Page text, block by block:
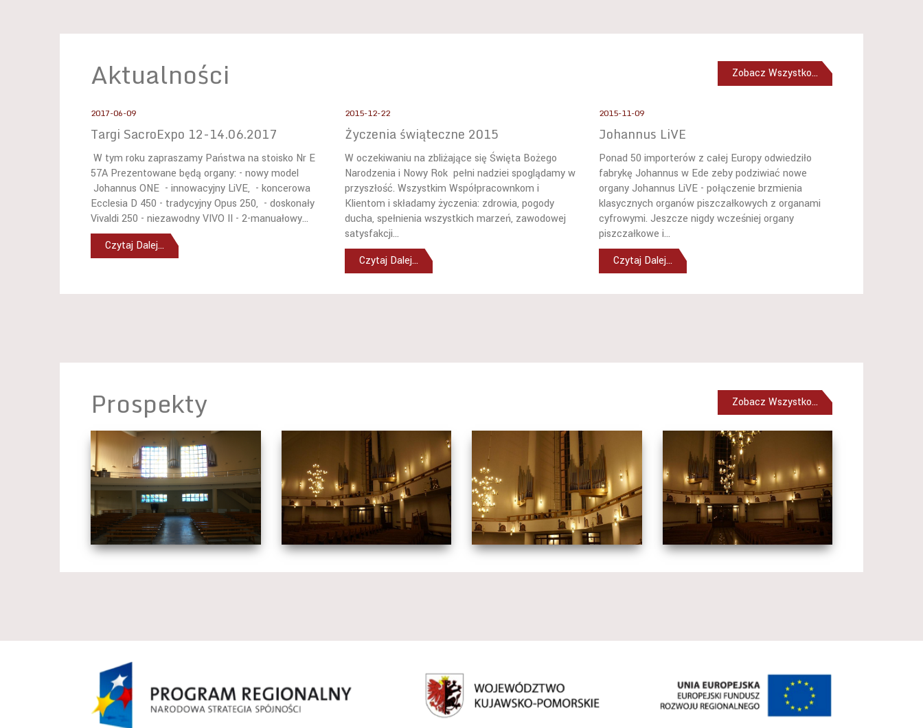
Aktualności Zobacz Wszystko...
2017-06-09
Targi SacroExpo 12-14.06.2017
W tym roku zapraszamy Państwa na stoisko Nr E
57A Prezentowane będą organy: - nowy model
Johannus ONE - innowacyjny LiVE, - koncerowa
Ecclesia D 450 - tradycyjny Opus 250, - doskonały
Vivaldi 250 - niezawodny VIVO II - 2-manuałowy...
Czytaj Dalej...
2015-12-22
Życzenia świąteczne 2015
W oczekiwaniu na zbliżające się Święta Bożego
Narodzenia i Nowy Rok pełni nadziei spoglądamy w
przyszłość. Wszystkim Współpracownkom i
Klientom i składamy życzenia: zdrowia, pogody
ducha, spełnienia wszystkich marzeń, zawodowej
satysfakcji...
Czytaj Dalej...
2015-11-09
Johannus LiVE
Ponad 50 importerów z całej Europy odwiedziło
fabrykę Johannus w Ede zeby podziwiać nowe
organy Johannus LiVE - połączenie brzmienia
klasycznych organów piszczałkowych z organami
cyfrowymi. Jeszcze nigdy wcześniej organy
piszczałkowe i...
Czytaj Dalej...
Prospekty Zobacz Wszystko...